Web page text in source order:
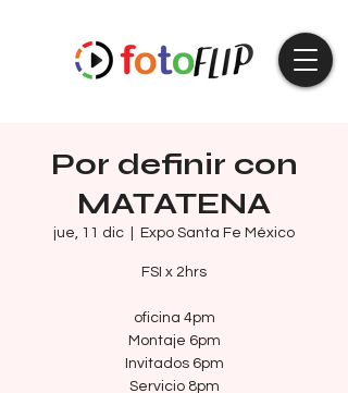
Por definir con
MATATENA
jue, 11 dic Expo Santa Fe México
FSI x 2hrs
oficina 4pm
Montaje 6pm
Invitados 6pm
Servicio 8pm